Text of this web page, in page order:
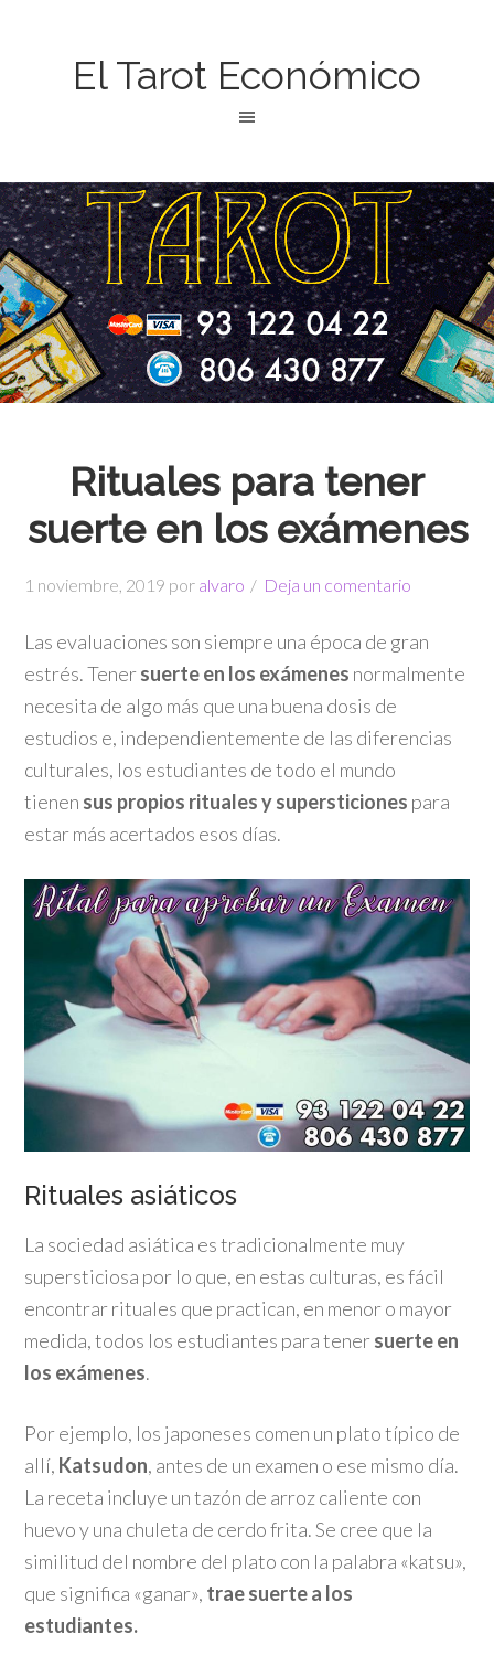
El Tarot Económico
Rituales para tener
suerte en los exámenes
1 noviembre, 2019 por alvaro Deja un comentario
Las evaluaciones son siempre una época de gran
estrés. Tenersuerte en los exámenes normalmente
necesita de algo más que una buena dosis de
estudios e, independientemente de las diferencias
culturales, los estudiantes de todo el mundo
tienen sus propios rituales y supersticiones para
estar más acertados esos días.
Rituales asiáticos
La sociedad asiática es tradicionalmente muy
supersticiosa por lo que, en estas culturas, es fácil
encontrar rituales que practican, en menor o mayor
medida, todos los estudiantes para tenersuerte en
los exámenes.
Por ejemplo, los japoneses comen un plato típico de
allí, Katsudon, antes de un examen o ese mismo día.
La receta incluye un tazón de arroz caliente con
huevo y una chuleta de cerdo frita. Se cree que la
similitud del nombre del plato con la palabra «katsu»,
que significa «ganar», trae suerte a los
estudiantes.